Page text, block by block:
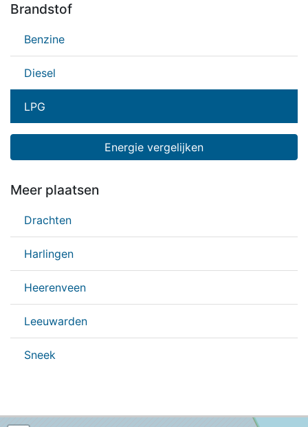
Brandstof
Benzine
Diesel
LPG
Energie vergelijken
Meer plaatsen
Drachten
Harlingen
Heerenveen
Leeuwarden
Sneek